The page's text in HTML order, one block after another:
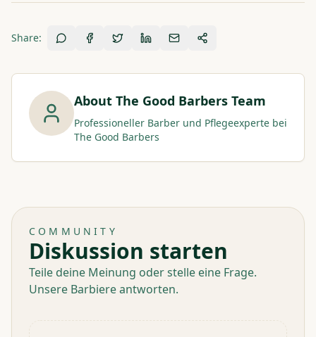
Share:
About The Good Barbers Team
Professioneller Barber und Pflegeexperte bei
The Good Barbers
COMMUNITY
Diskussion starten
Teile deine Meinung oder stelle eine Frage.
Unsere Barbiere antworten.